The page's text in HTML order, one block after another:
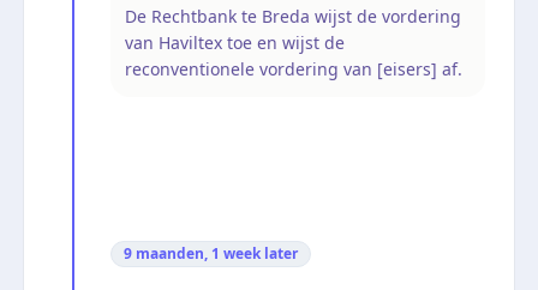
De Rechtbank te Breda wijst de vordering
van Haviltex toe en wijst de
reconventionele vordering van [eisers] af.
9 maanden, 1 week later